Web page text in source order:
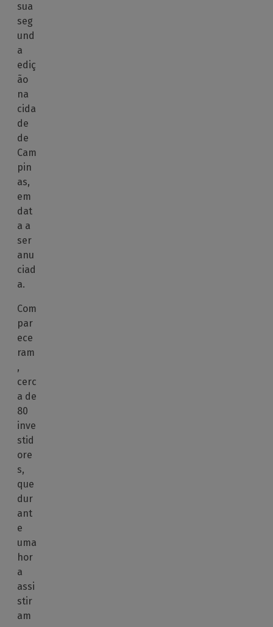
sua
seg
und
a
ediç
ão
na
cida
de
de
Cam
pin
as,
em
dat
a a
ser
anu
ciad
a.
Com
par
ece
ram
,
cerc
a de
80
inve
stid
ore
s,
que
dur
ant
e
uma
hor
a
assi
stir
am